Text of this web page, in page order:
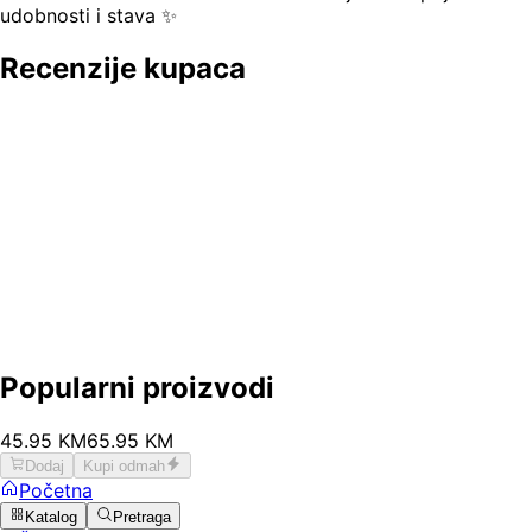
udobnosti i stava ✨
Recenzije kupaca
Popularni proizvodi
45.95 KM65.95 KM
Dodaj Kupi odmah
Početna
Katalog Pretraga